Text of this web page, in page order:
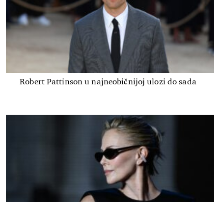
Robert Pattinson u najneobičnijoj ulozi do sada